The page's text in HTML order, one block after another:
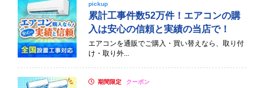
pickup
累計工事件数52万件！エアコンの購
入は安心の信頼と実績の当店で！
エアコンを通販でご購入・買い替えなら、取り付
け・取り外...
期間限定 クーポン